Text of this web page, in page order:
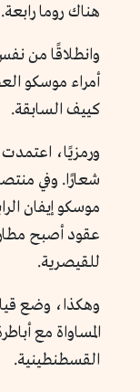
هناك روما رابعة.
وانطلاقًا من
أمراء موسكو
كييف السابقة.
ورمزيًا،
شعارًا. وفي
موسكو إيفان
عقود أصبح
للقيصرية.
وهكذا، وضع
المساواة مع
القسطنطينية.